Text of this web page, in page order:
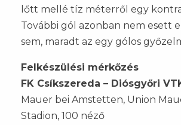
lőtt mellé tíz méterről egy
További gól azonban nem esett
sem, maradt az egy gólos
Felkészülési mérkőzés
FK Csíkszereda – Diósgyőri
Mauer bei Amstetten, Union
Stadion, 100 néző